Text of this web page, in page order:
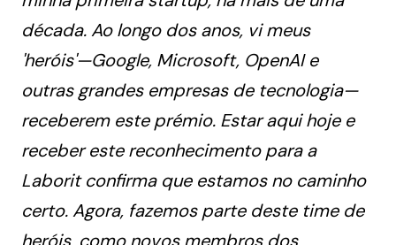
década. Ao longo dos anos, vi meus
'heróis'—Google, Microsoft, OpenAI e
outras grandes empresas de tecnologia—
receberem este prémio. Estar aqui hoje e
receber este reconhecimento para a
Laborit confirma que estamos no caminho
certo. Agora, fazemos parte deste time de
heróis, como novos membros dos